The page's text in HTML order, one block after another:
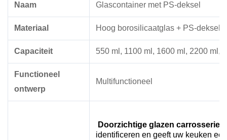
Naam Glascontainer met PS-deksel
Materiaal Hoog borosilicaatglas + PS-deksel
Capaciteit 550 ml, 1100 ml, 1600 ml, 2200 ml,
Functioneel
ontwerp
Multifunctioneel
Doorzichtige glazen carrosserie
identificeren en geeft uw keuken